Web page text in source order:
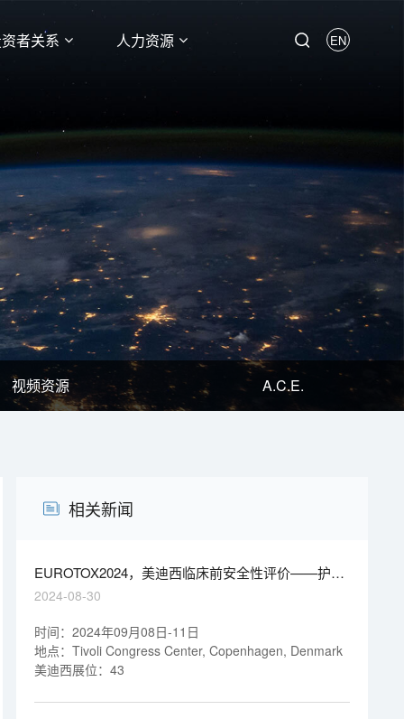
者关系 人力资源 EN
视频资源 A.C.E.
相关新闻
EUROTOX2024，美迪西临床前安全性评价——护航
新药研发
2024-08-30
时间：2024年09月08日-11日
地点：Tivoli Congress Center, Copenhagen, Denmark
美迪西展位：43